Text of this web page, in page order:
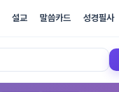
설교 말씀카드 성경필사